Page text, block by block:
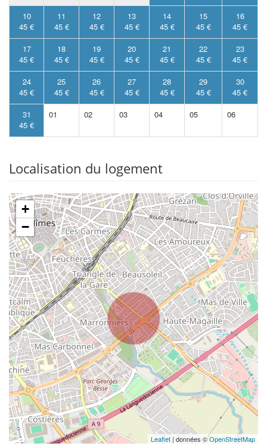
10
45 €
11
45 €
12
45 €
13
45 €
14
45 €
15
45 €
16
45 €
17
45 €
18
45 €
19
45 €
20
45 €
21
45 €
22
45 €
23
45 €
24
45 €
25
45 €
26
45 €
27
45 €
28
45 €
29
45 €
30
45 €
31
45 €
01 02 03 04 05 06
Localisation du logement
+
−
Leaflet | données ©OpenStreetMap